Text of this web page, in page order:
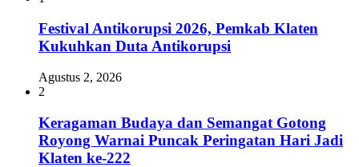
Festival Antikorupsi 2026, Pemkab Klaten
Kukuhkan Duta Antikorupsi
Agustus 2, 2026
2
Keragaman Budaya dan Semangat Gotong
Royong Warnai Puncak Peringatan Hari Jadi
Klaten ke-222